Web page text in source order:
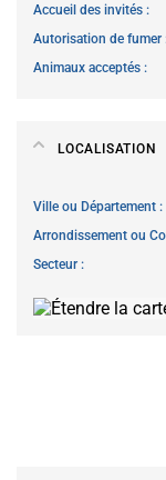
Accueil des invités
Autorisation de fumer
Animaux acceptés
LOCALISATION
Ville ou Département
Secteur